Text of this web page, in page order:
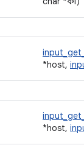
*host,
*host,